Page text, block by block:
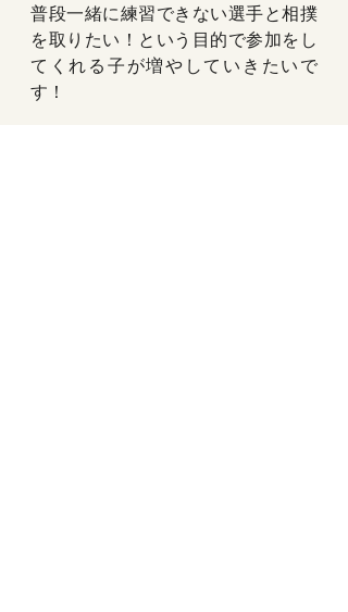
普段一緒に練習できない選手と相撲
を取りたい！という目的で参加をし
てくれる子が増やしていきたいで
す！